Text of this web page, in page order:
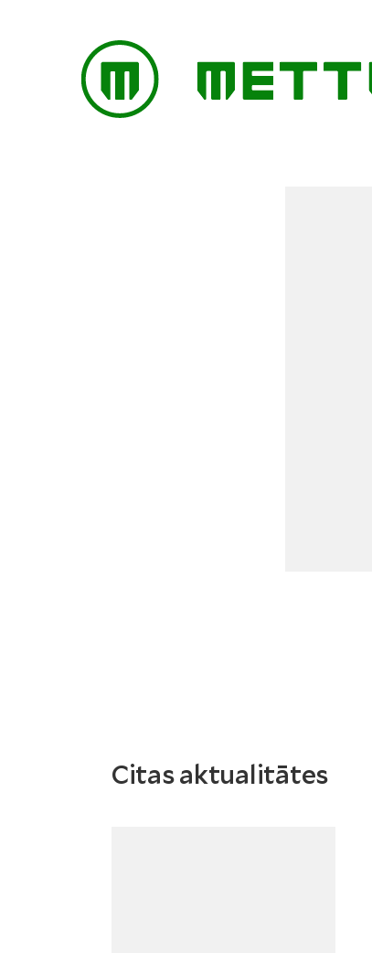
Citas aktualitātes